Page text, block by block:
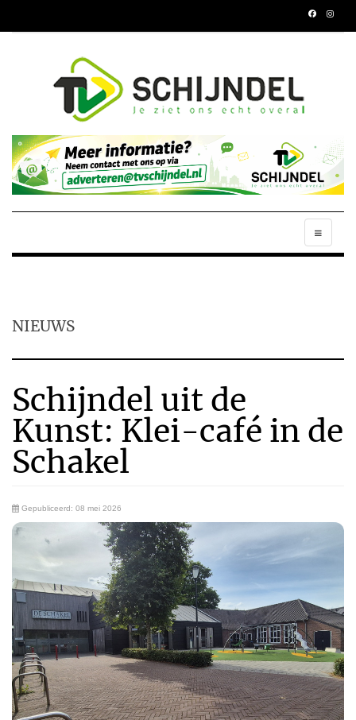
NIEUWS
Schijndel uit de
Kunst: Klei-café in de
Schakel
Gepubliceerd: 08 mei 2026